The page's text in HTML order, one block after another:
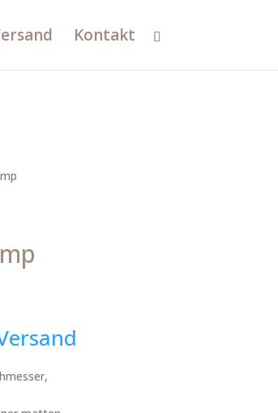
Kontakt